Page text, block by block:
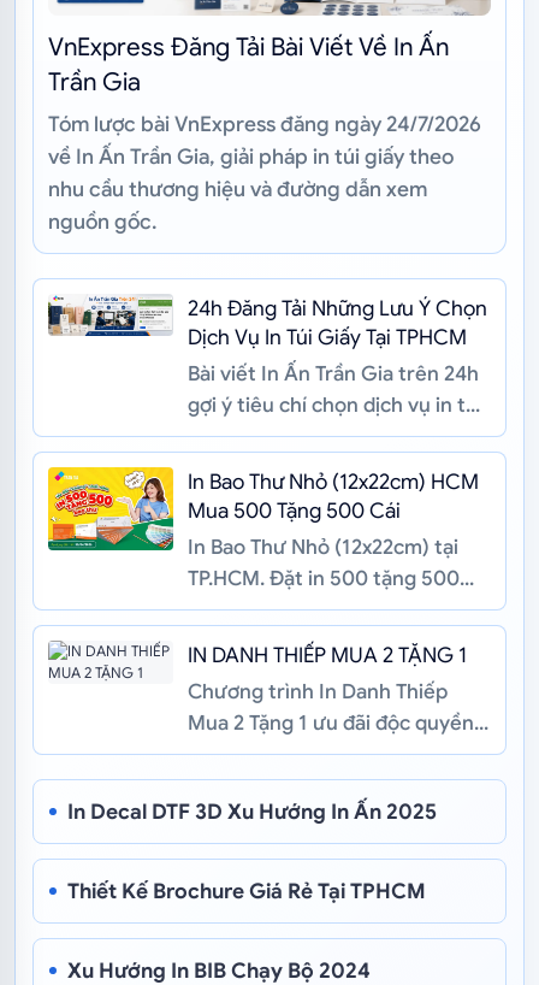
VnExpress Đăng Tải Bài Viết Về In Ấn
Trần Gia
Tóm lược bài VnExpress đăng ngày 24/7/2026
về In Ấn Trần Gia, giải pháp in túi giấy theo
nhu cầu thương hiệu và đường dẫn xem
nguồn gốc.
24h Đăng Tải Những Lưu Ý Chọn
Dịch Vụ In Túi Giấy Tại TPHCM
Bài viết In Ấn Trần Gia trên 24h
gợi ý tiêu chí chọn dịch vụ in túi
giấy tại TP.HCM chất liệu, công
nghệ in, gia công...
In Bao Thư Nhỏ (12x22cm) HCM
Mua 500 Tặng 500 Cái
In Bao Thư Nhỏ (12x22cm) tại
TP.HCM. Đặt in 500 tặng 500
cùng loại, giấy Ford 100gsm, in
sắc nét, chuyên gia công the...
IN DANH THIẾP MUA 2 TẶNG 1
Chương trình In Danh Thiếp
Mua 2 Tặng 1 ưu đãi độc quyền
tại In Ấn Trần Gia: Đặt in 2 hộp
name card tặng ngay 1 hộp. ...
In Decal DTF 3D Xu Hướng In Ấn 2025
Thiết Kế Brochure Giá Rẻ Tại TPHCM
Xu Hướng In BIB Chạy Bộ 2024